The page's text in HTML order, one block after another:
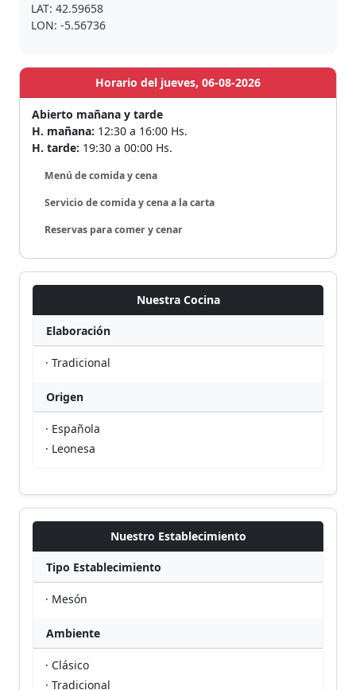
LAT: 42.59658
LON: -5.56736
Horario del jueves, 06-08-2026
Abierto mañana y tarde
H. mañana: 12:30 a 16:00 Hs.
H. tarde: 19:30 a 00:00 Hs.
Menú de comida y cena
Servicio de comida y cena a la carta
Reservas para comer y cenar
Nuestra Cocina
Elaboración
· Tradicional
Origen
· Española
· Leonesa
Nuestro Establecimiento
Tipo Establecimiento
· Mesón
Ambiente
· Clásico
· Tradicional